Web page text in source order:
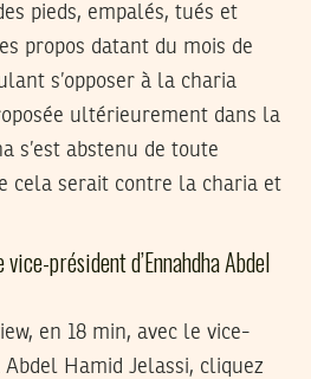
pieds, empalés, tués et
propos datant du mois de
s’opposer à la charia
ultérieurement dans la
s’est abstenu de toute
cela serait contre la charia et
président d’Ennahdha Abdel
en 18 min, avec le vice-
Abdel Hamid Jelassi, cliquez